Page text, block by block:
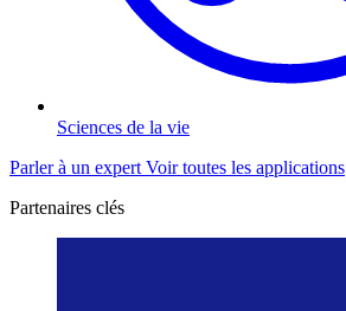
Sciences de la vie
Parler à un expert Voir toutes les applications
Partenaires clés